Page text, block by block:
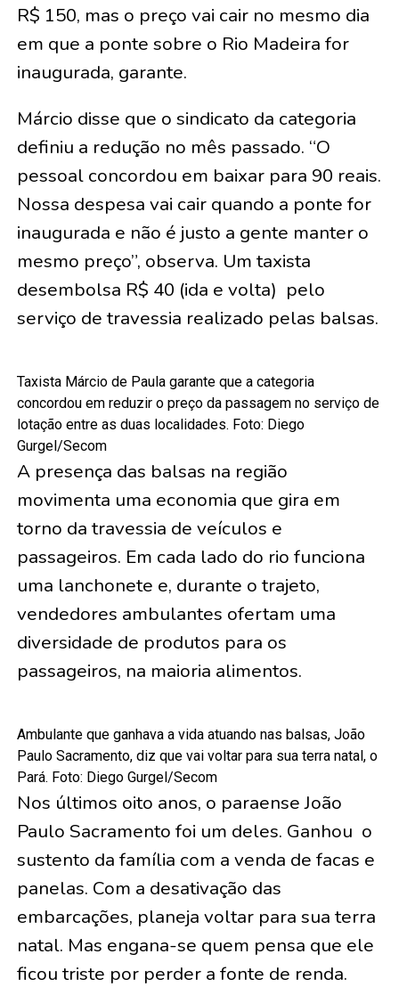
R$ 150, mas o preço vai cair no mesmo dia
em que a ponte sobre o Rio Madeira for
inaugurada, garante.
Márcio disse que o sindicato da categoria
definiu a redução no mês passado. “O
pessoal concordou em baixar para 90 reais.
Nossa despesa vai cair quando a ponte for
inaugurada e não é justo a gente manter o
mesmo preço”, observa. Um taxista
desembolsa R$ 40 (ida e volta) pelo
serviço de travessia realizado pelas balsas.
Taxista Márcio de Paula garante que a categoria
concordou em reduzir o preço da passagem no serviço de
lotação entre as duas localidades. Foto: Diego
Gurgel/Secom
A presença das balsas na região
movimenta uma economia que gira em
torno da travessia de veículos e
passageiros. Em cada lado do rio funciona
uma lanchonete e, durante o trajeto,
vendedores ambulantes ofertam uma
diversidade de produtos para os
passageiros, na maioria alimentos.
Ambulante que ganhava a vida atuando nas balsas, João
Paulo Sacramento, diz que vai voltar para sua terra natal, o
Pará. Foto: Diego Gurgel/Secom
Nos últimos oito anos, o paraense João
Paulo Sacramento foi um deles. Ganhou o
sustento da família com a venda de facas e
panelas. Com a desativação das
embarcações, planeja voltar para sua terra
natal. Mas engana-se quem pensa que ele
ficou triste por perder a fonte de renda.